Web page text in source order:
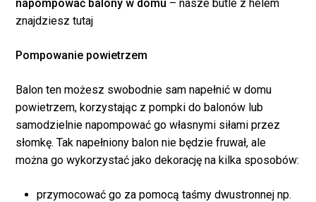
napompować balony w domu – nasze butle z helem
znajdziesz tutaj
Pompowanie powietrzem
Balon ten możesz swobodnie sam napełnić w domu
powietrzem, korzystając z pompki do balonów lub
samodzielnie napompować go własnymi siłami przez
słomkę. Tak napełniony balon nie będzie fruwał, ale
można go wykorzystać jako dekorację na kilka sposobów:
przymocować go za pomocą taśmy dwustronnej np.